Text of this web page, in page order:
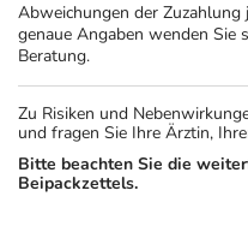
Abweichungen der Zuzahlung
genaue Angaben wenden Sie
Beratung.
Zu Risiken und
und fragen Sie Ihre Ärztin,
Bitte beachten Sie die
Beipackzettels.